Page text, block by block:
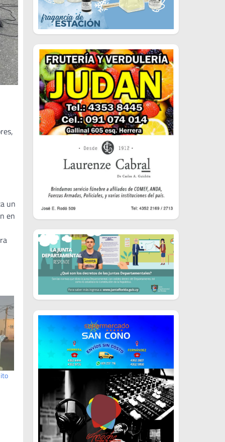
un
en